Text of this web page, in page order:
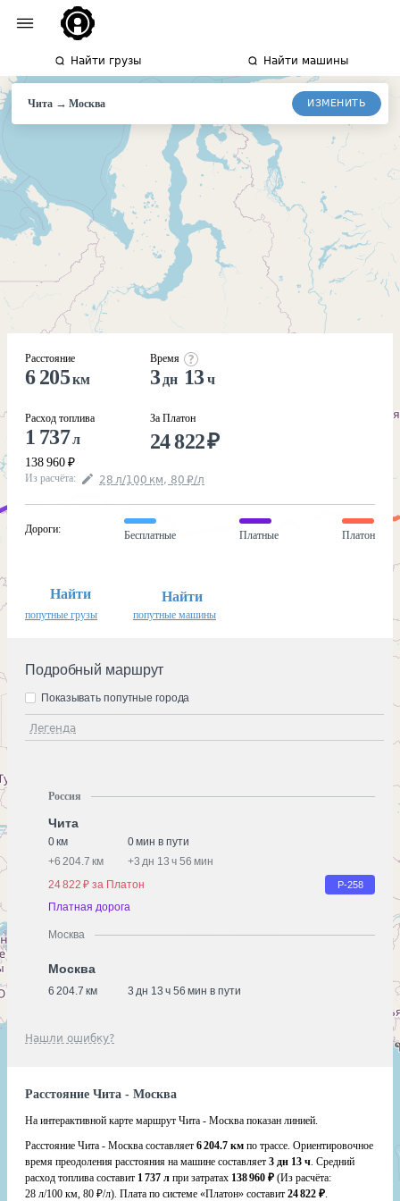
Найти грузы Найти машины
Чита→Москва ИЗМЕНИТЬ
Расстояние
6 205км
Расход топлива
1 737л
138 960 ₽
Время
3 дн 13ч
За Платон
24 822₽
Из расчёта: 28 л/100 км, 80 ₽/л
Дороги:
Бесплатные Платные Платон
Найти
попутные грузы
Найти
попутные машины
Подробный маршрут
Легенда
Показывать попутные города
Россия
Чита
0 км
0 мин в пути
+6 204.7 км +3 дн 13 ч 56 мин
24 822 ₽ за Платон
Р-258
Платная дорога
Москва
Москва
6 204.7 км 3 дн 13 ч 56 мин в пути
Нашли ошибку?
Расстояние Чита - Москва
На интерактивной карте маршрут Чита - Москва показан линией.
Расстояние Чита - Москва составляет 6 204.7 км по трассе. Ориентировочное
время преодоления расстояния на машине составляет 3 дн 13 ч. Средний
расход топлива составит 1 737 л при затратах 138 960 ₽ (Из расчёта:
28 л/100 км, 80 ₽/л). Плата по системе «Платон» составит 24 822 ₽.